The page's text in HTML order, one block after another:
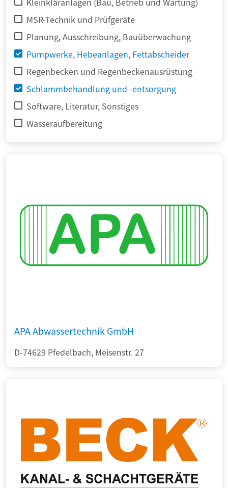
MSR-Technik und Prüfgeräte
Planung, Ausschreibung, Bauüberwachung
Pumpwerke, Hebeanlagen, Fettabscheider
Regenbecken und Regenbeckenausrüstung
Schlammbehandlung und -entsorgung
Software, Literatur, Sonstiges
Wasseraufbereitung
APA Abwassertechnik GmbH
D-74629 Pfedelbach, Meisenstr. 27